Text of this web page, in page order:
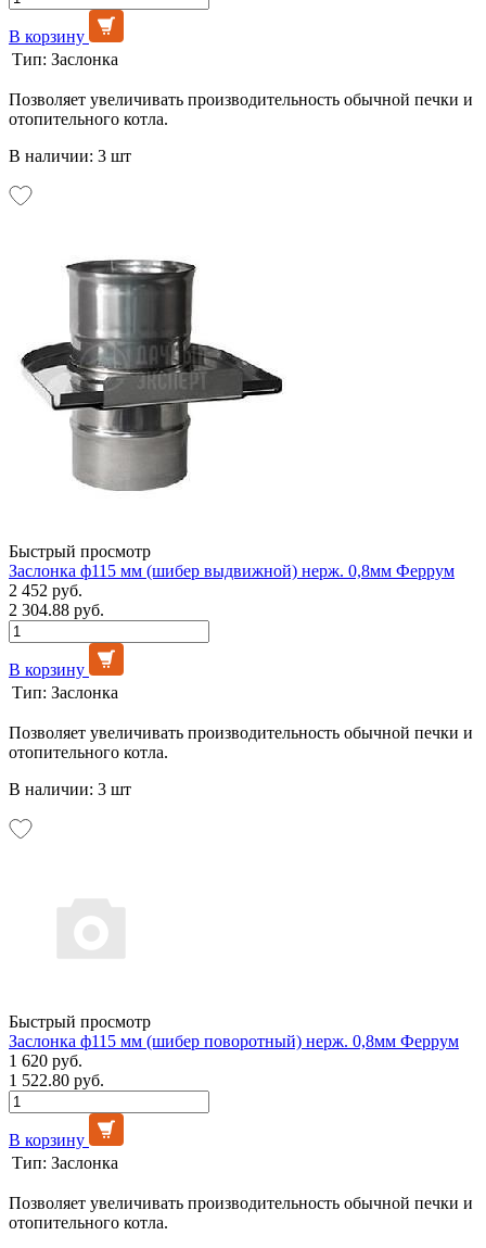
В корзину
Тип: Заслонка
Позволяет увеличивать производительность обычной печки и
отопительного котла.
В наличии: 3 шт
Быстрый просмотр
Заслонка ф115 мм (шибер выдвижной) нерж. 0,8мм Феррум
2 452 руб.
2 304.88 руб.
В корзину
Тип: Заслонка
Позволяет увеличивать производительность обычной печки и
отопительного котла.
В наличии: 3 шт
Быстрый просмотр
Заслонка ф115 мм (шибер поворотный) нерж. 0,8мм Феррум
1 620 руб.
1 522.80 руб.
В корзину
Тип: Заслонка
Позволяет увеличивать производительность обычной печки и
отопительного котла.